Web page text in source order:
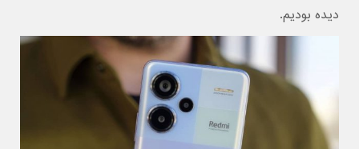
دیده بودیم.